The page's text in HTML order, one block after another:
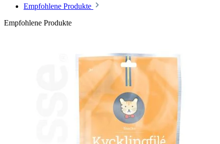
Empfohlene Produkte
Empfohlene Produkte